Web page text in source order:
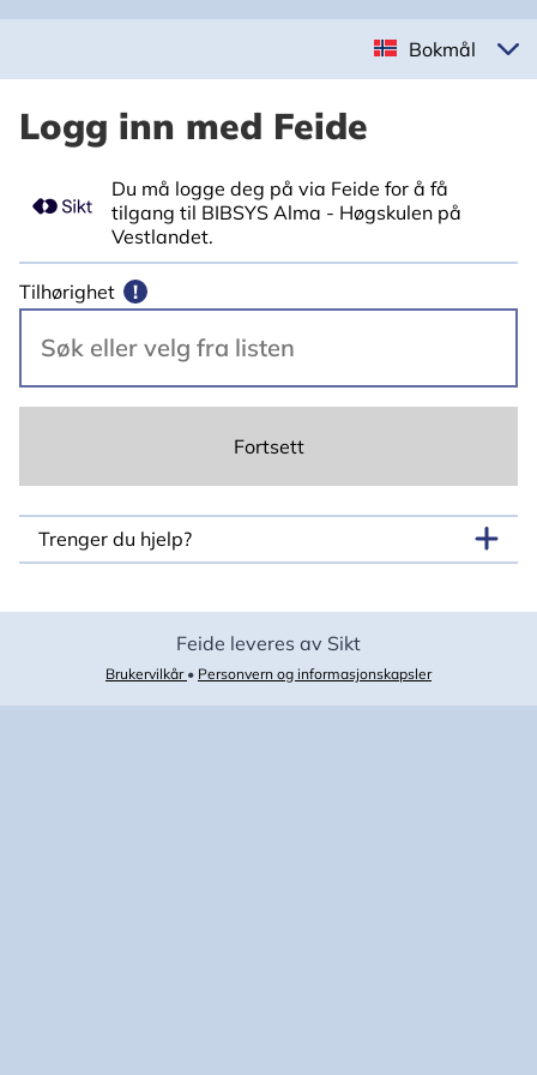
Bokmål
Logg inn med Feide
Du må logge deg på via Feide for å få
tilgang til BIBSYS Alma - Høgskulen på
Vestlandet.
Tilhørighet !
Fortsett
Trenger du hjelp?
Feide leveres av Sikt
Brukervilkår • Personvern og informasjonskapsler